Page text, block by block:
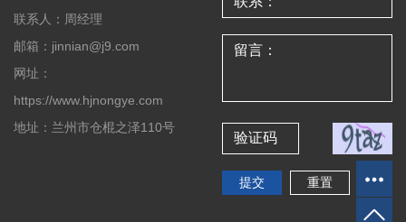
联系人：周经理
邮箱：jinnian@j9.com
网址：
https://www.hjnongye.com
地址：兰州市仓棍之泽110号